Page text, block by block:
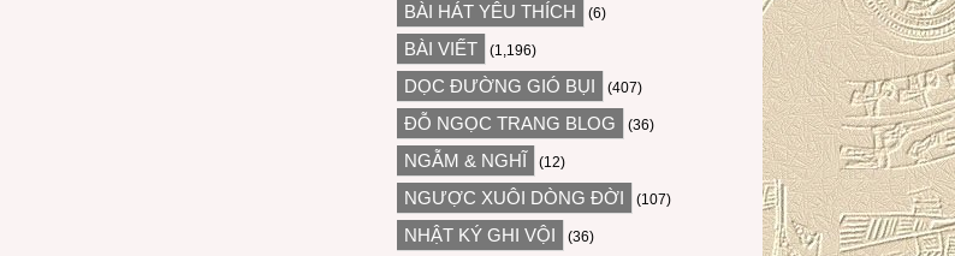
BÀI HÁT YÊU THÍCH (6)
BÀI VIẾT (1,196)
DỌC ĐƯỜNG GIÓ BỤI (407)
ĐỖ NGỌC TRANG BLOG (36)
NGẪM & NGHĨ (12)
NGƯỢC XUÔI DÒNG ĐỜI (107)
NHẬT KÝ GHI VỘI (36)